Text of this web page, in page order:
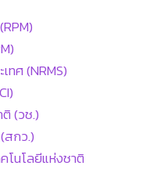
ทศ (NRMS)
(วช.)
สกว.)
โนโลยีแห่งชาติ